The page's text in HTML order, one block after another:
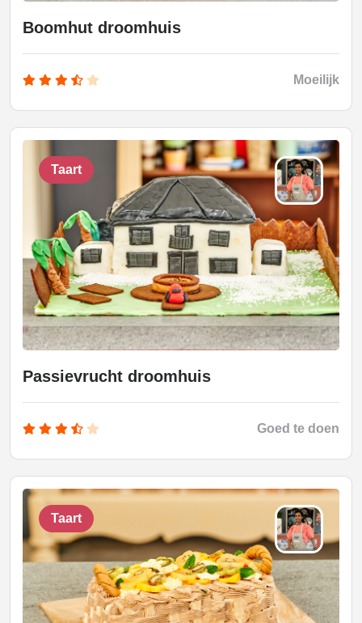
Boomhut droomhuis
Moeilijk
Taart
Passievrucht droomhuis
Goed te doen
Taart